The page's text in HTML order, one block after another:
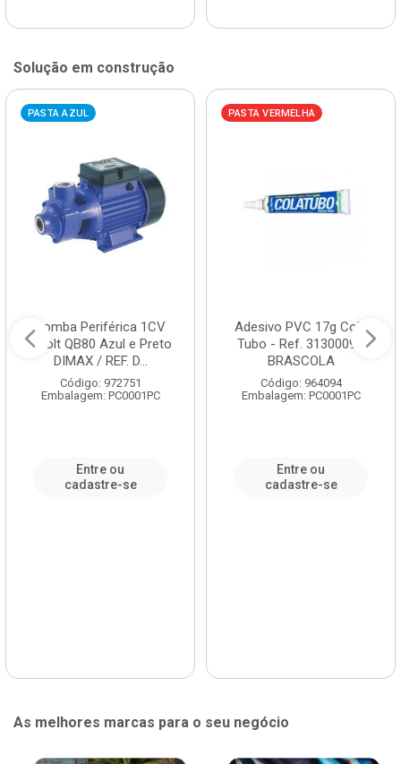
Solução em construção
PASTA AZUL
Bomba Periférica 1CV
Bivolt QB80 Azul e Preto
DIMAX / REF. D...
Código: 972751
Embalagem: PC0001PC
Entre ou
cadastre-se
PASTA VERMELHA
Adesivo PVC 17g Cola
Tubo - Ref. 3130009 -
BRASCOLA
Código: 964094
Embalagem: PC0001PC
Entre ou
cadastre-se
As melhores marcas para o seu negócio